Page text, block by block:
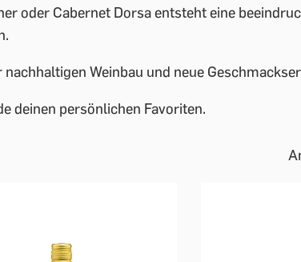
oder Cabernet Dorsa entsteht eine
Weinbau und neue
deinen persönlichen Favoriten.